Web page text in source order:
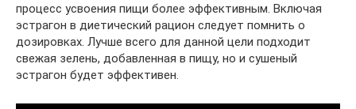
процесс усвоения пищи более эффективным. Включая
эстрагон в диетический рацион следует помнить о
дозировках. Лучше всего для данной цели подходит
свежая зелень, добавленная в пищу, но и сушеный
эстрагон будет эффективен.